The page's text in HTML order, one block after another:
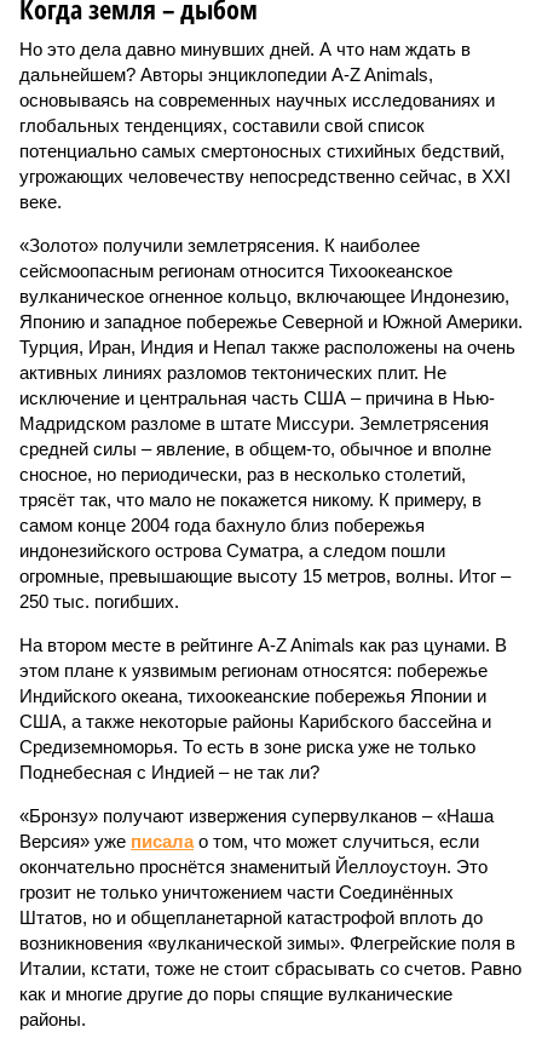
Когда земля – дыбом
Но это дела давно минувших дней. А что нам ждать в
дальнейшем? Авторы энциклопедии A-Z Animals,
основываясь на современных научных исследованиях и
глобальных тенденциях, составили свой список
потенциально самых смертоносных стихийных бедствий,
угрожающих человечеству непосредственно сейчас, в XXI
веке.
«Золото» получили землетрясения. К наиболее
сейсмоопасным регионам относится Тихоокеанское
вулканическое огненное кольцо, включающее Индонезию,
Японию и западное побережье Северной и Южной Америки.
Турция, Иран, Индия и Непал также расположены на очень
активных линиях разломов тектонических плит. Не
исключение и центральная часть США – причина в Нью-
Мадридском разломе в штате Миссури. Землетрясения
средней силы – явление, в общем-то, обычное и вполне
сносное, но периодически, раз в несколько столетий,
трясёт так, что мало не покажется никому. К примеру, в
самом конце 2004 года бахнуло близ побережья
индонезийского острова Суматра, а следом пошли
огромные, превышающие высоту 15 метров, волны. Итог –
250 тыс. погибших.
На втором месте в рейтинге A-Z Animals как раз цунами. В
этом плане к уязвимым регионам относятся: побережье
Индийского океана, тихо­океанские побережья Японии и
США, а также некоторые районы Карибского бассейна и
Средиземноморья. То есть в зоне риска уже не только
Поднебесная с Индией – не так ли?
«Бронзу» получают извержения супервулканов – «Наша
Версия» уже писалао том, что может случиться, если
окончательно проснётся знаменитый Йеллоустоун. Это
грозит не только уничтожением части Соединённых
Штатов, но и общепланетарной катастрофой вплоть до
возникновения «вулканической зимы». Флегрейские поля в
Италии, кстати, тоже не стоит сбрасывать со счетов. Равно
как и многие другие до поры спящие вулканические
районы.